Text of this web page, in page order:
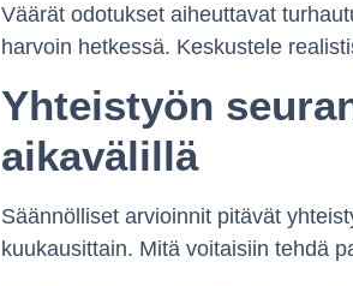
Väärät odotukset aiheuttavat
harvoin hetkessä. Keskustele
Yhteistyön
aikavälillä
Säännölliset arvioinnit pitävät
kuukausittain. Mitä voitaisiin tehdä